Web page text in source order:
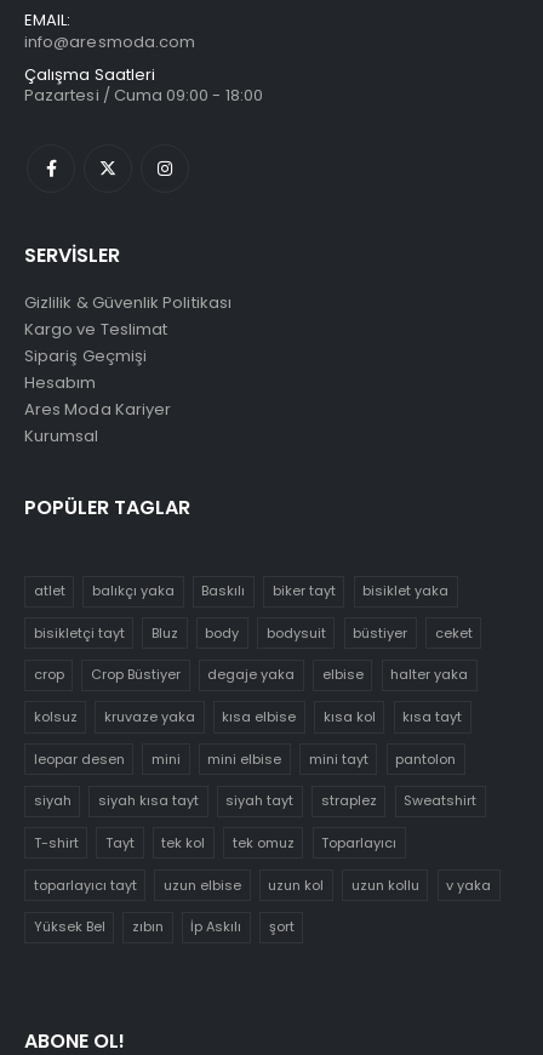
EMAIL:
info@aresmoda.com
Çalışma Saatleri
Pazartesi / Cuma 09:00 - 18:00
SERVİSLER
Gizlilik & Güvenlik Politikası
Kargo ve Teslimat
Sipariş Geçmişi
Hesabım
Ares Moda Kariyer
Kurumsal
POPÜLER TAGLAR
atlet balıkçı yaka Baskılı biker tayt bisiklet yaka
bisikletçi tayt Bluz body bodysuit büstiyer ceket
crop Crop Büstiyer degaje yaka elbise halter yaka
kolsuz kruvaze yaka kısa elbise kısa kol kısa tayt
leopar desen mini mini elbise mini tayt pantolon
siyah siyah kısa tayt siyah tayt straplez Sweatshirt
T-shirt Tayt tek kol tek omuz Toparlayıcı
toparlayıcı tayt uzun elbise uzun kol uzun kollu v yaka
Yüksek Bel zıbın İp Askılı şort
ABONE OL!